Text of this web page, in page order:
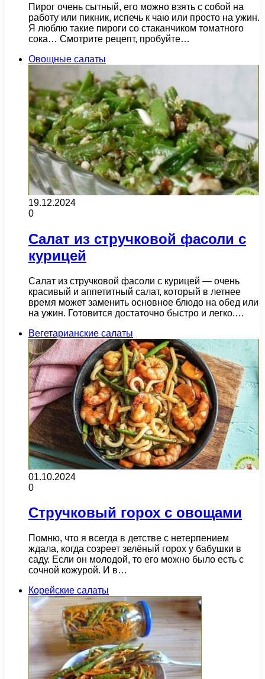
Пирог очень сытный, его можно взять с собой на
работу или пикник, испечь к чаю или просто на ужин.
Я люблю такие пироги со стаканчиком томатного
сока… Смотрите рецепт, пробуйте…
Овощные салаты
19.12.2024
0
Салат из стручковой фасоли с
курицей
Салат из стручковой фасоли с курицей — очень
красивый и аппетитный салат, который в летнее
время может заменить основное блюдо на обед или
на ужин. Готовится достаточно быстро и легко.…
Вегетарианские салаты
01.10.2024
0
Стручковый горох с овощами
Помню, что я всегда в детстве с нетерпением
ждала, когда созреет зелёный горох у бабушки в
саду. Если он молодой, то его можно было есть с
сочной кожурой. И в…
Корейские салаты